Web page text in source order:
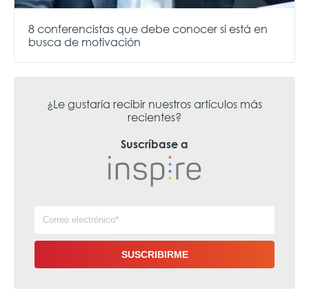
8 conferencistas que debe conocer si está en
busca de motivación
¿Le gustaría recibir nuestros artículos más
recientes?
Suscríbase a